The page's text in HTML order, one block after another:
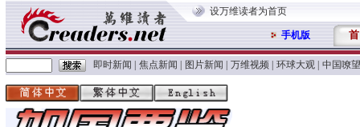
设万维读者为首页
手机版 首
即时新闻 焦点新闻 图片新闻 万维视频 环球大观 中国嘹望